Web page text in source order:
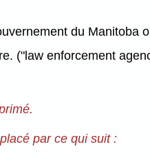
du Manitoba
("law enforcement
par ce qui suit :